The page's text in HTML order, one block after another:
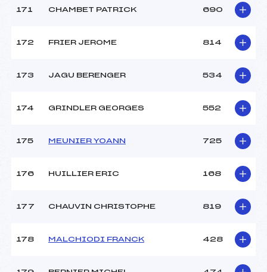
171 CHAMBET PATRICK 690
172 FRIER JEROME 814
173 JAGU BERENGER 534
174 GRINDLER GEORGES 552
175 MEUNIER YOANN 725
176 HUILLIER ERIC 168
177 CHAUVIN CHRISTOPHE 819
178 MALCHIODI FRANCK 428